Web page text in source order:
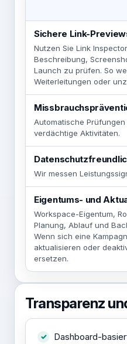
Sichere Link-
Nutzen Sie Link
Beschreibung,
Launch zu prüfen. So
Weiterleitungen oder
Automatische
verdächtige Aktivitäten.
Wir messen
Eigentums- und
Workspace-Eigentum,
Planung, Ablauf und
Wenn sich eine
aktualisieren oder
ersetzen.
Transparenz
Dashboard-